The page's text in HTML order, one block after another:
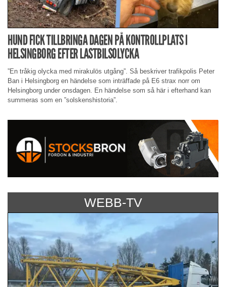
HUND FICK TILLBRINGA DAGEN PÅ KONTROLLPLATS I
HELSINGBORG EFTER LASTBILSOLYCKA
”En tråkig olycka med mirakulös utgång”. Så beskriver trafikpolis Peter
Ban i Helsingborg en händelse som inträffade på E6 strax norr om
Helsingborg under onsdagen. En händelse som så här i efterhand kan
summeras som en ”solskenshistoria”.
WEBB-TV